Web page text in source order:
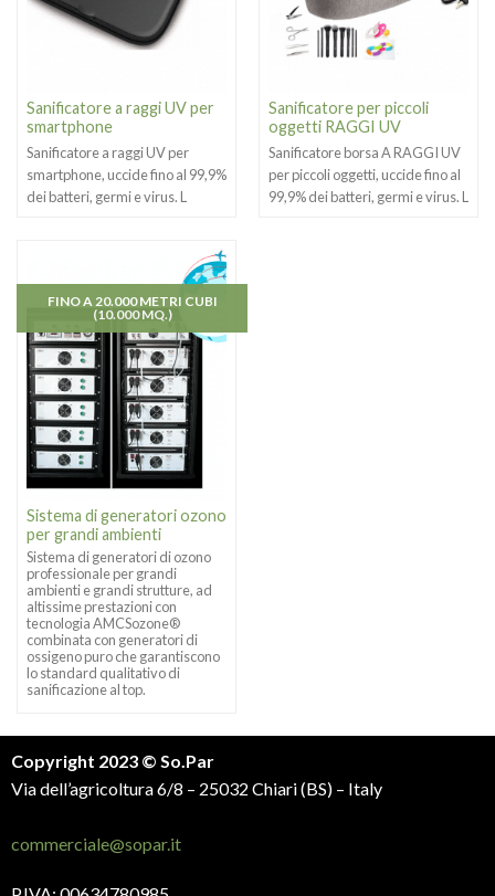
Sanificatore a raggi UV per
smartphone
Sanificatore a raggi UV per
smartphone, uccide fino al 99,9%
dei batteri, germi e virus. L
Sanificatore per piccoli
oggetti RAGGI UV
Sanificatore borsa A RAGGI UV
per piccoli oggetti, uccide fino al
99,9% dei batteri, germi e virus. L
Sistema di generatori ozono
per grandi ambienti
Sistema di generatori di ozono
professionale per grandi
ambienti e grandi strutture, ad
altissime prestazioni con
tecnologia AMCSozone®
combinata con generatori di
ossigeno puro che garantiscono
lo standard qualitativo di
sanificazione al top.
FINO A 20.000 METRI CUBI
(10.000 MQ.)
Copyright 2023 © So.Par
Via dell’agricoltura 6/8 – 25032 Chiari (BS) – Italy
commerciale@sopar.it